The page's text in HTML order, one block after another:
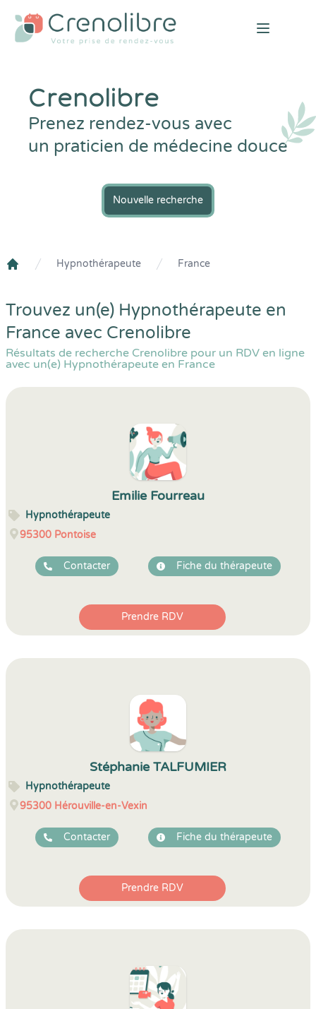
Open
Crenolibre
Prenez rendez-vous avec
un praticien de médecine douce
Nouvelle recherche
Hypnothérapeute France
Trouvez un(e) Hypnothérapeute en
France avec Crenolibre
Résultats de recherche Crenolibre pour un RDV en ligne
avec un(e) Hypnothérapeute en France
Emilie Fourreau
Hypnothérapeute
95300 Pontoise
Contacter Fiche du thérapeute
Prendre RDV
Stéphanie TALFUMIER
Hypnothérapeute
95300 Hérouville-en-Vexin
Contacter Fiche du thérapeute
Prendre RDV